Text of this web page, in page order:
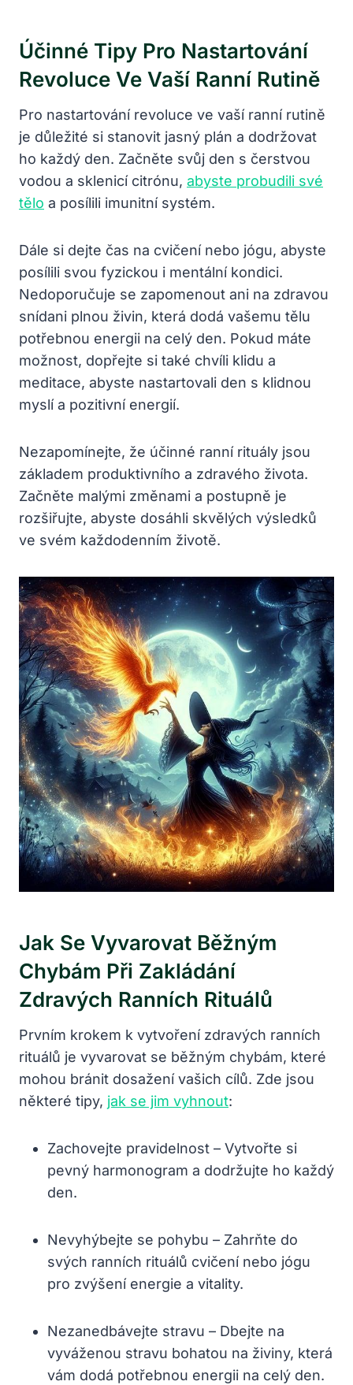
Účinné Tipy Pro Nastartování
Revoluce Ve Vaší Ranní Rutině
Pro nastartování revoluce ve vaší ranní rutině
je důležité si stanovit jasný plán a dodržovat
ho každý den. Začněte svůj den s čerstvou
vodou a sklenicí citrónu, abyste probudili své
tělo a posílili imunitní systém.
Dále si dejte čas na cvičení nebo jógu, abyste
posílili svou fyzickou i mentální kondici.
Nedoporučuje se zapomenout ani na zdravou
snídani plnou živin, která dodá vašemu tělu
potřebnou energii na celý den. Pokud máte
možnost, dopřejte si také chvíli klidu a
meditace, abyste nastartovali den s klidnou
myslí a pozitivní energií.
Nezapomínejte, že účinné ranní rituály jsou
základem produktivního a zdravého života.
Začněte malými změnami a postupně je
rozšiřujte, abyste dosáhli skvělých výsledků
ve svém každodenním životě.
Jak Se Vyvarovat Běžným
Chybám Při Zakládání
Zdravých Ranních Rituálů
Prvním krokem k vytvoření zdravých ranních
rituálů je vyvarovat se běžným chybám, které
mohou bránit dosažení vašich cílů. Zde jsou
některé tipy, jak se jim vyhnout:
Zachovejte pravidelnost – Vytvořte si
pevný harmonogram a dodržujte ho každý
den.
Nevyhýbejte se pohybu – Zahrňte do
svých ranních rituálů cvičení nebo jógu
pro zvýšení energie a vitality.
Nezanedbávejte stravu – Dbejte na
vyváženou stravu bohatou na živiny, která
vám dodá potřebnou energii na celý den.